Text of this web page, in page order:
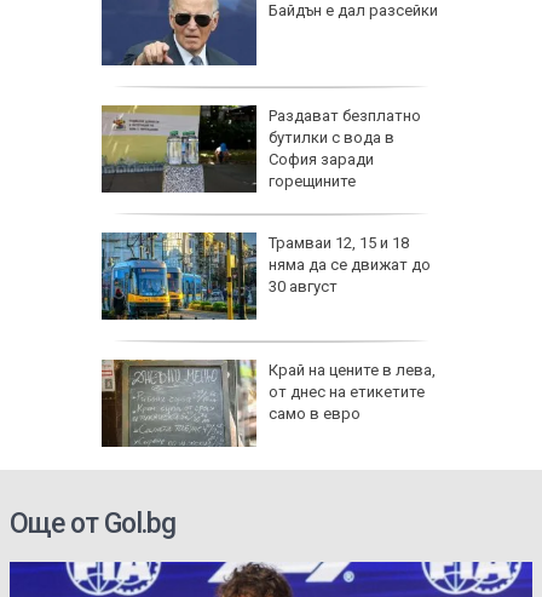
Байдън е дал разсейки
Раздават безплатно
бутилки с вода в
София заради
горещините
Трамваи 12, 15 и 18
няма да се движат до
30 август
Край на цените в лева,
от днес на етикетите
само в евро
Още от Gol.bg